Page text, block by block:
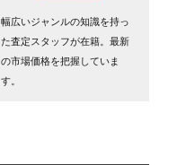
幅広いジャンルの知識を持っ
た査定スタッフが在籍。最新
の市場価格を把握していま
す。